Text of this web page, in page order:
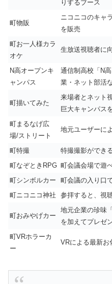
りするブース
町物販
ニコニコのキャ
を販売
町お一人様カラ
オケ
生放送視聴者に
N高オープンキ
ャンパス
通信制高校「N
業・ネット部活
町描いてみた
来場者とネット
巨大キャンパス
町まるなげ広
場/ストリート
地元ユーザーに
町特撮
特撮撮影ができ
町なぞときRPG 町会議会場で遊
町シンボルカー
町会議の入り口
町ニコニコ神社
参拝すると、視
町おみやげカー
地元企業の珍味
を加えてプレゼ
町VRホラーカ
ー
VRによる最新お